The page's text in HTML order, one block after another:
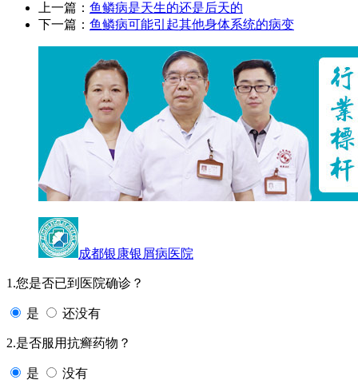
上一篇： 鱼鳞病是天生的还是后天的
下一篇： 鱼鳞病可能引起其他身体系统的病变
成都银康银屑病医院
1.您是否已到医院确诊？
是 还没有
2.是否服用抗癣药物？
是 没有